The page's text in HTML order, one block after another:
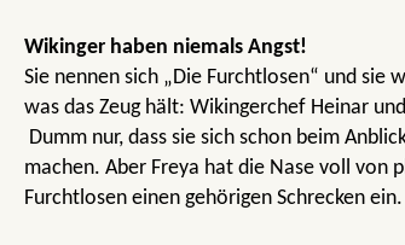
Wikinger haben niemals Angst!
Sie nennen sich „Die Furchtlosen“ und sie
was das Zeug hält: Wikingerchef Heinar
Dumm nur, dass sie sich schon beim
machen. Aber Freya hat die Nase voll von
Furchtlosen einen gehörigen Schrecken ein.